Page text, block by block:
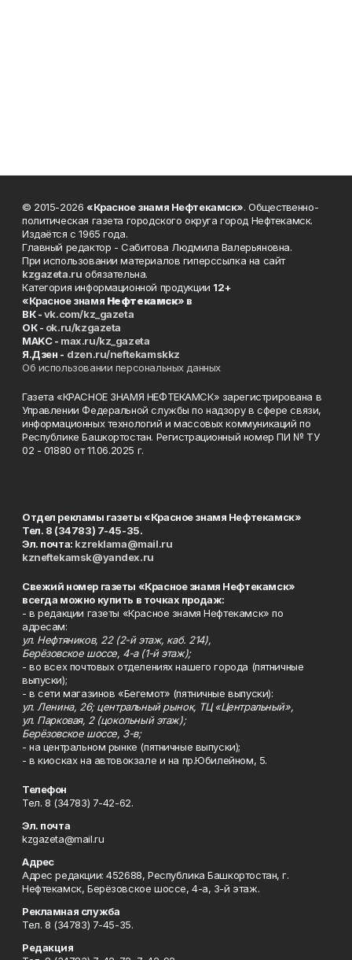
© 2015-2026 «Красное знамя Нефтекамск». Общественно-
политическая газета городского округа город Нефтекамск.
Издаётся с 1965 года.
Главный редактор - Сабитова Людмила Валерьяновна.
При использовании материалов гиперссылка на сайт
kzgazeta.ru обязательна.
Категория информационной продукции 12+
«Красное знамя Нефтекамск» в
ВК -vk.com/kz_gazeta
ОК - ok.ru/kzgazeta
MAKC - max.ru/kz_gazeta
Я.Дзен - dzen.ru/neftekamskkz
Об использовании персональных данных
Газета «КРАСНОЕ ЗНАМЯ НЕФТЕКАМСК» зарегистрирована в
Управлении Федеральной службы по надзору в сфере связи,
информационных технологий и массовых коммуникаций по
Республике Башкортостан. Регистрационный номер ПИ № ТУ
02 - 01880 от 11.06.2025 г.
Отдел рекламы газеты «Красное знамя Нефтекамск»
Тел. 8 (34783) 7-45-35.
Эл. почта: kzreklama@mail.ru
kzneftekamsk@yandex.ru
Свежий номер газеты «Красное знамя Нефтекамск»
всегда можно купить в точках продаж:
- в редакции газеты «Красное знамя Нефтекамск» по
адресам:
ул. Нефтяников, 22 (2-й этаж, каб. 214),
Берёзовское шоссе, 4-а (1-й этаж);
- во всех почтовых отделениях нашего города (пятничные
выпуски);
- в сети магазинов «Бегемот» (пятничные выпуски):
ул. Ленина, 26; центральный рынок, ТЦ «Центральный»,
ул. Парковая, 2 (цокольный этаж);
Берёзовское шоссе, 3-в;
- на центральном рынке (пятничные выпуски);
- в киосках на автовокзале и на пр.Юбилейном, 5.
Телефон
Тел. 8 (34783) 7-42-62.
Эл. почта
kzgazeta@mail.ru
Адрес
Адрес редакции: 452688, Республика Башкортостан, г.
Нефтекамск, Берёзовское шоссе, 4-а, 3-й этаж.
Рекламная служба
Тел. 8 (34783) 7-45-35.
Редакция